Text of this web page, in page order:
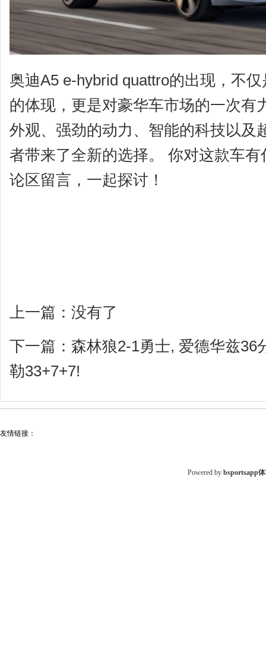
奥迪A5 e-hybrid quattro的出现，不
的体现，更是对豪华车市场的一次有
外观、强劲的动力、智能的科技以及
者带来了全新的选择。 你对这款车
论区留言，一起探讨！
上一篇：没有了
下一篇： 森林狼2-1勇士, 爱德华兹36
勒33+7+7!
友情链接：
Powered bybsportsapp